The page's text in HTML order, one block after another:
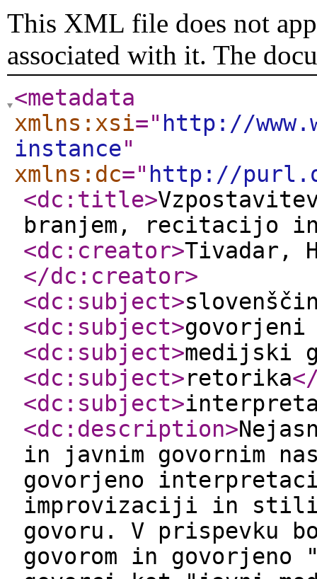
This XML file does not
associated with it. The
<metadata
xmlns:xsi=" http://
instance"
xmlns:dc=" http://
<dc:title>
branjem, recitacijo
<dc:creator>Tivadar,
</dc:creator>
<dc:subject>
<dc:subject>
<dc:subject>medijski
<dc:subject>retorika
<dc:subject>
<dc:description>
in javnim govornim
govorjeno
improvizaciji in
govoru. V prispevku
govorom in